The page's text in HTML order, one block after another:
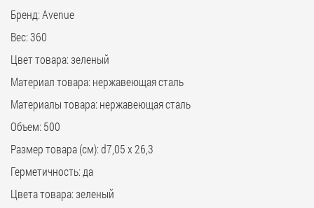
Бренд: Avenue
Вес: 360
Цвет товара: зеленый
Материал товара: нержавеющая cталь
Материалы товара: нержавеющая cталь
Объем: 500
Размер товара (см): d7,05 х 26,3
Герметичность: да
Цвета товара: зеленый